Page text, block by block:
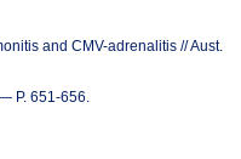
and CMV-adrenalitis //Aust.
— P. 651-656.